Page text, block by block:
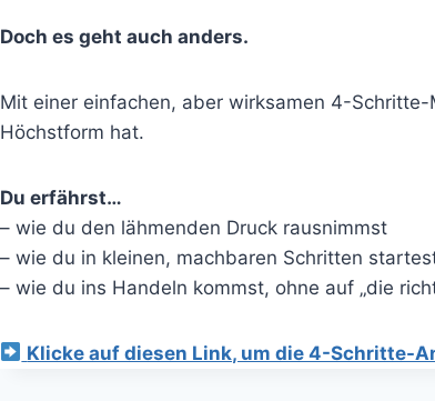
Doch es geht auch anders.
Mit einer einfachen, aber wirksamen 4-
Höchstform hat.
Du erfährst…
– wie du den lähmenden Druck rausnimmst
– wie du in kleinen, machbaren Schritten
– wie du ins Handeln kommst, ohne auf „die
Klicke auf diesen Link, um die 4-Schritte-